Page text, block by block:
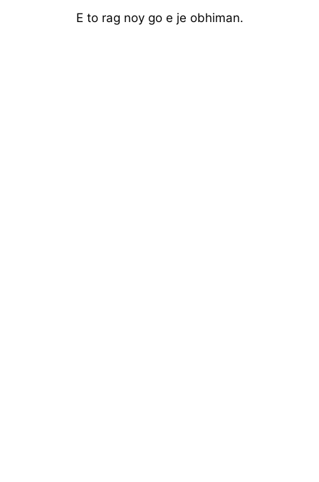
E to rag noy go e je obhiman.